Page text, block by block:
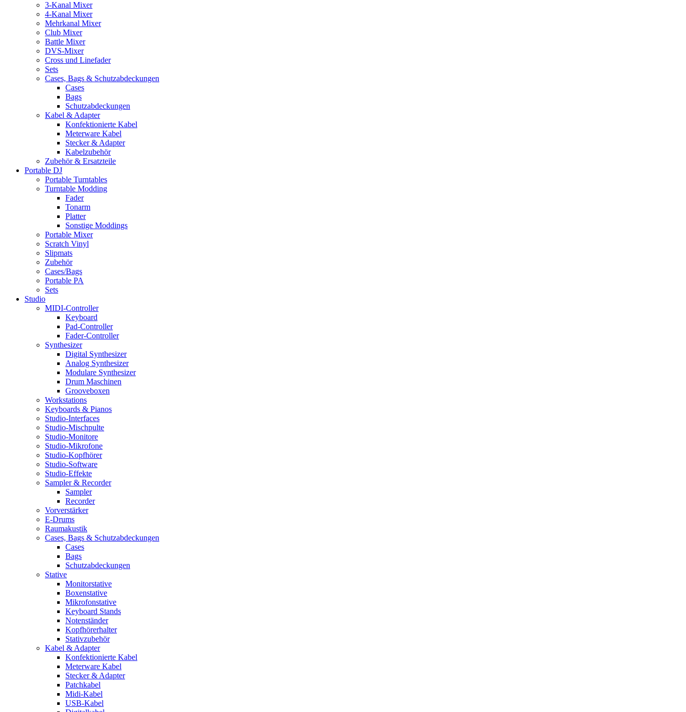
3-Kanal Mixer
4-Kanal Mixer
Mehrkanal Mixer
Club Mixer
Battle Mixer
DVS-Mixer
Cross und Linefader
Sets
Cases, Bags & Schutzabdeckungen
Cases
Bags
Schutzabdeckungen
Kabel & Adapter
Konfektionierte Kabel
Meterware Kabel
Stecker & Adapter
Kabelzubehör
Zubehör & Ersatzteile
Portable DJ
Portable Turntables
Turntable Modding
Fader
Tonarm
Platter
Sonstige Moddings
Portable Mixer
Scratch Vinyl
Slipmats
Zubehör
Cases/Bags
Portable PA
Sets
Studio
MIDI-Controller
Keyboard
Pad-Controller
Fader-Controller
Synthesizer
Digital Synthesizer
Analog Synthesizer
Modulare Synthesizer
Drum Maschinen
Grooveboxen
Workstations
Keyboards & Pianos
Studio-Interfaces
Studio-Mischpulte
Studio-Monitore
Studio-Mikrofone
Studio-Kopfhörer
Studio-Software
Studio-Effekte
Sampler & Recorder
Sampler
Recorder
Vorverstärker
E-Drums
Raumakustik
Cases, Bags & Schutzabdeckungen
Cases
Bags
Schutzabdeckungen
Stative
Monitorstative
Boxenstative
Mikrofonstative
Keyboard Stands
Notenständer
Kopfhörerhalter
Stativzubehör
Kabel & Adapter
Konfektionierte Kabel
Meterware Kabel
Stecker & Adapter
Patchkabel
Midi-Kabel
USB-Kabel